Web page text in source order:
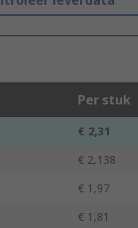
Per stuk
€ 2,31
€ 2,138
€ 1,97
€ 1,81